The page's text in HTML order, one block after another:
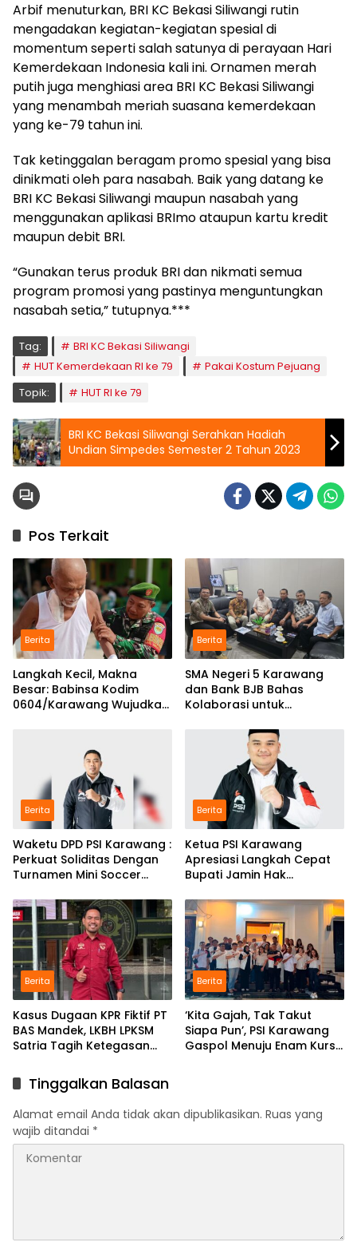
Arbif menuturkan, BRI KC Bekasi Siliwangi rutin
mengadakan kegiatan-kegiatan spesial di
momentum seperti salah satunya di perayaan Hari
Kemerdekaan Indonesia kali ini. Ornamen merah
putih juga menghiasi area BRI KC Bekasi Siliwangi
yang menambah meriah suasana kemerdekaan
yang ke-79 tahun ini.
Tak ketinggalan beragam promo spesial yang bisa
dinikmati oleh para nasabah. Baik yang datang ke
BRI KC Bekasi Siliwangi maupun nasabah yang
menggunakan aplikasi BRImo ataupun kartu kredit
maupun debit BRI.
“Gunakan terus produk BRI dan nikmati semua
program promosi yang pastinya menguntungkan
nasabah setia,” tutupnya.***
Tag:
BRI KC Bekasi Siliwangi
HUT Kemerdekaan RI ke 79
Pakai Kostum Pejuang
Topik:
HUT RI ke 79
BRI KC Bekasi Siliwangi Serahkan Hadiah
Undian Simpedes Semester 2 Tahun 2023
Pos Terkait
Berita
Langkah Kecil, Makna
Besar: Babinsa Kodim
0604/Karawang Wujudkan
Berita
SMA Negeri 5 Karawang
dan Bank BJB Bahas
Kolaborasi untuk
Pendidikan
Berita
Waketu DPD PSI Karawang :
Perkuat Soliditas Dengan
Turnamen Mini Soccer
Berita
Ketua PSI Karawang
Apresiasi Langkah Cepat
Bupati Jamin Hak
Berita
Kasus Dugaan KPR Fiktif PT
BAS Mandek, LKBH LPKSM
Satria Tagih Ketegasan
Berita
‘Kita Gajah, Tak Takut
Siapa Pun’, PSI Karawang
Gaspol Menuju Enam Kursi
Tinggalkan Balasan
Alamat email Anda tidak akan dipublikasikan. Ruas yang
wajib ditandai *